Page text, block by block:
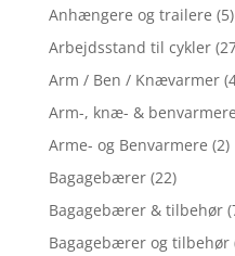
Anhængere og trailere (5)
Arbejdsstand til cykler
Arm / Ben / Knævarmer
Arm-, knæ- & benvarmere
Arme- og Benvarmere (2)
Bagagebærer (22)
Bagagebærer & tilbehør
Bagagebærer og tilbehør